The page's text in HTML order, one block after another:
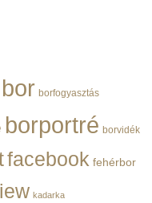
bor borfogyasztás
borportré borvidék
facebook fehérbor
kadarka